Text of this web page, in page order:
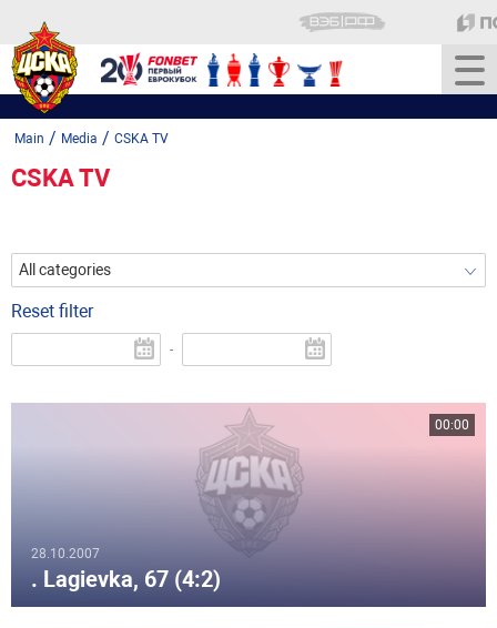
Main / Media / CSKA TV
CSKA TV
All categories
Reset filter
-
28.10.2007
. Lagievka, 67 (4:2)
00:00